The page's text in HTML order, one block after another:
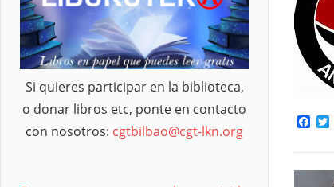
Si quieres participar en la biblioteca,
o donar libros etc, ponte en contacto
con nosotros: cgtbilbao@cgt-lkn.org